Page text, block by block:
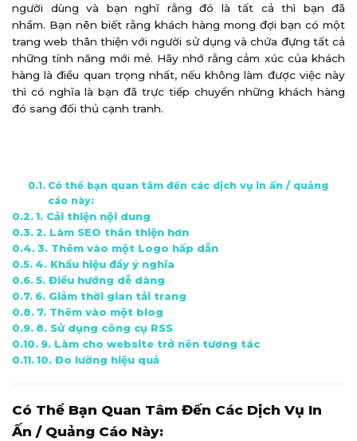
người dùng và bạn nghĩ rằng đó là tất cả thì bạn đã
nhầm. Bạn nên biết rằng khách hàng mong đợi bạn có một
trang web thân thiện với người sử dụng và chứa đựng tất cả
những tính năng mới mẻ. Hãy nhớ rằng cảm xúc của khách
hàng là điều quan trọng nhất, nếu không làm được việc này
thì có nghĩa là bạn đã trực tiếp chuyển những khách hàng
đó sang đối thủ cạnh tranh.
Có thể bạn quan tâm đến các dịch vụ in ấn / quảng
cáo này:
1. Cải thiện nội dung
2. Làm SEO thân thiện hơn
3. Thêm vào một Logo hấp dẫn
4. Khẩu hiệu đầy ý nghĩa
5. Điều hướng dễ dàng
6. Giảm thời gian tải trang
7. Thêm vào một blog
8. Sử dụng công cụ RSS
9. Làm cho website trở nên tương tác
10. Đo lường hiệu quả
Có Thể Bạn Quan Tâm Đến Các Dịch Vụ In
Ấn / Quảng Cáo Này: